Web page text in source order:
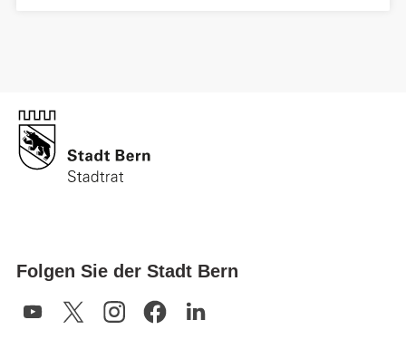
Folgen Sie der Stadt Bern